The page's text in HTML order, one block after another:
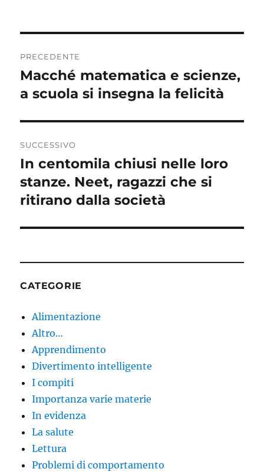
articoli
PRECEDENTE
Articolo
precedente:
Macché matematica e scienze,
a scuola si insegna la felicità
SUCCESSIVO
Articolo
successivo:
In centomila chiusi nelle loro
stanze. Neet, ragazzi che si
ritirano dalla società
CATEGORIE
Alimentazione
Altro…
Apprendimento
Divertimento intelligente
I compiti
Importanza varie materie
In evidenza
La salute
Lettura
Problemi di comportamento